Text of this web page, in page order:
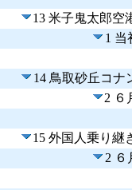
13 米子鬼太郎空
1 当
14 鳥取砂丘コナ
2 ６
15 外国人乗り継
2 ６